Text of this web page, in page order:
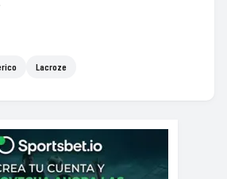
Lacroze